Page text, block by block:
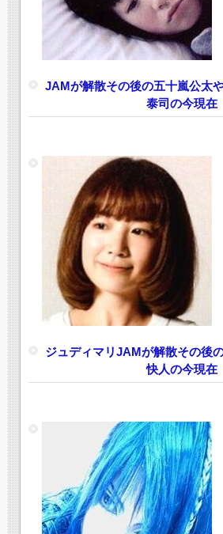
JAMが解散その後の五十嵐公太
泰司の今現在
ジュディマリJAMが解散その後
快人の今現在